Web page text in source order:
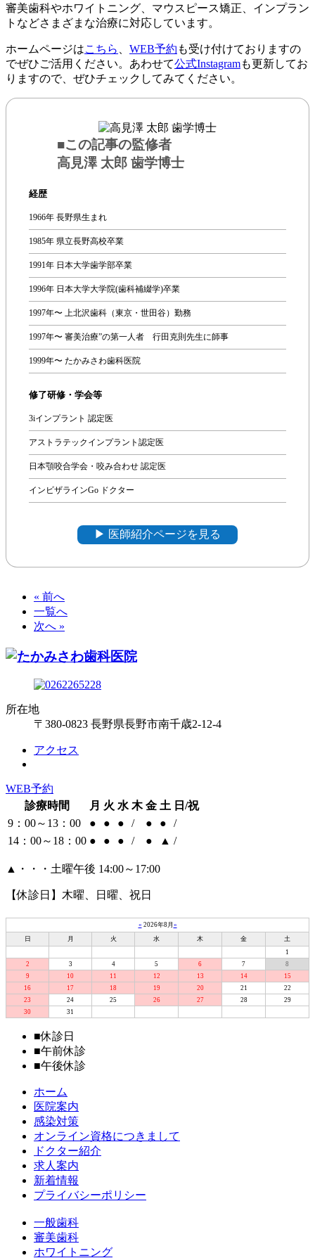
審美歯科やホワイトニング、マウスピース矯正、インプラン
トなどさまざまな治療に対応しています。
ホームページはこちら WEB予約 も受け付けておりますの
でぜひご活用ください。あわせて公式Instagramも更新してお
りますので、ぜひチェックしてみてください。
■この記事の監修者
高見澤 太郎 歯学博士
経歴
1966年 長野県生まれ
1985年 県立長野高校卒業
1991年 日本大学歯学部卒業
1996年 日本大学大学院(歯科補綴学)卒業
1997年〜 上北沢歯科（東京・世田谷）勤務
1997年〜 審美治療”の第一人者 行田克則先生に師事
1999年〜 たかみさわ歯科医院
修了研修・学会等
3iインプラント 認定医
アストラテックインプラント認定医
日本顎咬合学会・咬み合わせ 認定医
インビザラインGo ドクター
▶︎ 医師紹介ページを見る
« 前へ
一覧へ
次へ »
所在地
〒380-0823 長野県長野市南千歳2-12-4
アクセス
WEB予約
診療時間
月 火 水 木 金 土 日/祝
9：00～13：00
● ● ● / ● ●
/
14：00～18：00 ● ● ● / ● ▲ /
▲・・・土曜午後 14:00～17:00
【休診日】木曜、日曜、祝日
« 2026年8月 »
日
月 火 水 木 金
土
1
2
3 4 5 6 7
8
9
10 11 12 13 14
15
16
17 18 19 20 21
22
23
24 25 26 27 28
29
30
31
■休診日
■午前休診
■午後休診
ホーム
医院案内
感染対策
オンライン資格につきまして
ドクター紹介
求人案内
新着情報
プライバシーポリシー
一般歯科
審美歯科
ホワイトニング